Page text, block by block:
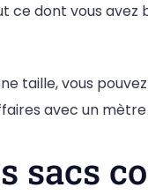
ce dont vous avez
taille, vous
avec un
sacs